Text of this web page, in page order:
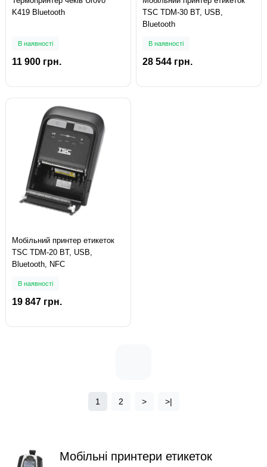
K419 Bluetooth
В наявності
11 900 грн.
TSC TDM-30 BT, USB,
Bluetooth
В наявності
28 544 грн.
Мобільний принтер етикеток
TSC TDM-20 BT, USB,
Bluetooth, NFC
В наявності
19 847 грн.
1 2 > >|
Мобільні принтери етикеток